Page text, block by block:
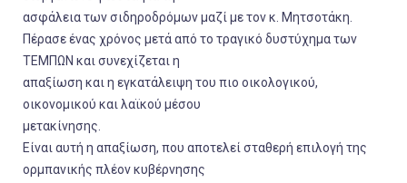
ασφάλεια των σιδηροδρόμων μαζί με τον κ. Μητσοτάκη.
Πέρασε ένας χρόνος μετά από το τραγικό δυστύχημα των
ΤΕΜΠΩΝ και συνεχίζεται η
απαξίωση και η εγκατάλειψη του πιο οικολογικού,
οικονομικού και λαϊκού μέσου
μετακίνησης.
Είναι αυτή η απαξίωση, που αποτελεί σταθερή επιλογή της
ορμπανικής πλέον κυβέρνησης